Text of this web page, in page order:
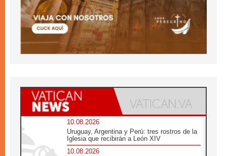
10.08.2026
Uruguay, Argentina y Perú: tres rostros de la
Iglesia que recibirán a León XIV
10.08.2026